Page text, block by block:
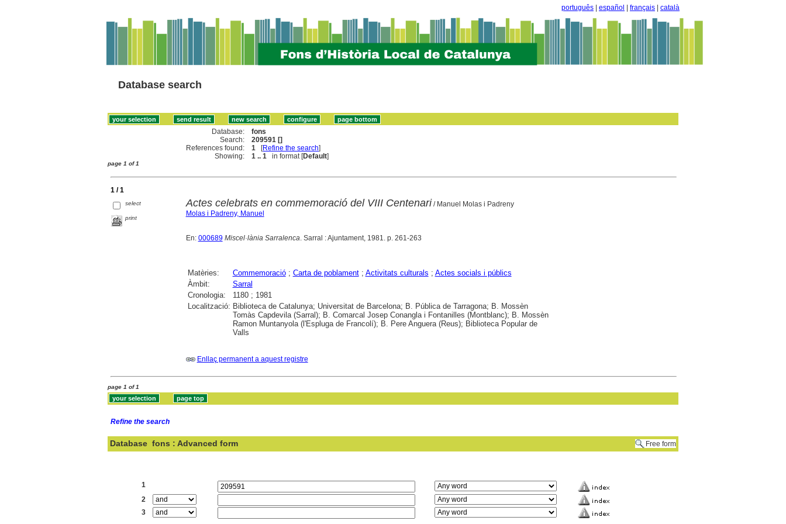
português español français català
Database search
Database:
fons
Search:
209591 []
References found:
1 [Refine the search]
Showing:
1 .. 1 in format [Default]
page 1 of 1
1 / 1
select
print
Actes celebrats en commemoració del VIII Centenari/ Manuel Molas i Padreny
Molas i Padreny, Manuel
En: 000689 Miscel·lània Sarralenca. Sarral : Ajuntament, 1981. p. 261-263
Matèries: Commemoració; Carta de poblament; Activitats culturals ; Actes socials i públics
Àmbit:
Sarral
Cronologia:
1180 ; 1981
Localització: Biblioteca de Catalunya; Universitat de Barcelona; B. Pública de Tarragona; B. Mossèn
Tomàs Capdevila (Sarral); B. Comarcal Josep Conangla i Fontanilles (Montblanc); B. Mossèn
Ramon Muntanyola (l'Espluga de Francolí); B. Pere Anguera (Reus); Biblioteca Popular de
Valls
Enllaç permanent a aquest registre
page 1 of 1
Refine the search
Database fons : Advanced form Free form
1
2
3